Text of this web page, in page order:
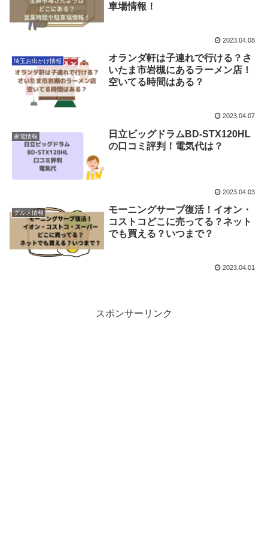
車場情報！
2023.04.08
埼玉お出かけ情報
オランダ軒は子連れで行ける？さ
いたま市岩槻にあるラーメン店！
空いてる時間はある？
2023.04.07
家電情報
日立ビッグドラムBD-STX120HL
の口コミ評判！電気代は？
2023.04.03
グルメ情報
モーニングサーブ復活！イオン・
コストコどこに売ってる？ネット
でも買える？いつまで？
2023.04.01
スポンサーリンク